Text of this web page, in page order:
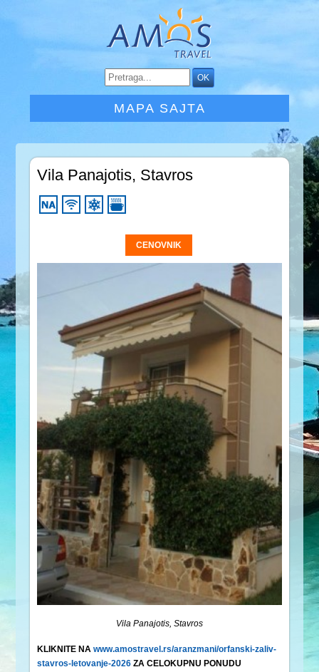
MAPA SAJTA
Vila Panajotis, Stavros
CENOVNIK
Vila Panajotis, Stavros
KLIKNITE NAwww.amostravel.rs/aranzmani/orfanski-zaliv-
stavros-letovanje-2026 ZA CELOKUPNU PONUDU